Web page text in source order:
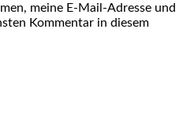
meine E-Mail-Adresse und
Kommentar in diesem